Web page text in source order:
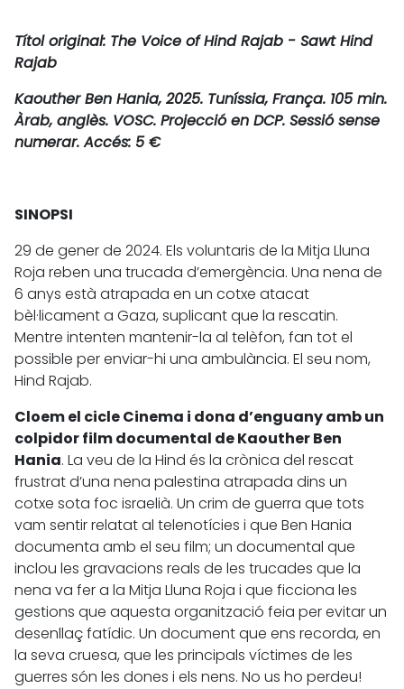
Títol original: The Voice of Hind Rajab - Sawt Hind
Rajab
Kaouther Ben Hania, 2025. Tuníssia, França. 105 min.
Àrab, anglès. VOSC. Projecció en DCP. Sessió sense
numerar. Accés: 5 €
SINOPSI
29 de gener de 2024. Els voluntaris de la Mitja Lluna
Roja reben una trucada d’emergència. Una nena de
6 anys està atrapada en un cotxe atacat
bèl·licament a Gaza, suplicant que la rescatin.
Mentre intenten mantenir-la al telèfon, fan tot el
possible per enviar-hi una ambulància. El seu nom,
Hind Rajab.
Cloem el cicle Cinema i dona d’enguany amb un
colpidor film documental de Kaouther Ben
Hania. La veu de la Hind és la crònica del rescat
frustrat d’una nena palestina atrapada dins un
cotxe sota foc israelià. Un crim de guerra que tots
vam sentir relatat al telenotícies i que Ben Hania
documenta amb el seu film; un documental que
inclou les gravacions reals de les trucades que la
nena va fer a la Mitja Lluna Roja i que ficciona les
gestions que aquesta organització feia per evitar un
desenllaç fatídic. Un document que ens recorda, en
la seva cruesa, que les principals víctimes de les
guerres són les dones i els nens. No us ho perdeu!